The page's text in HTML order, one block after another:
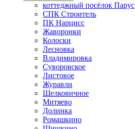
коттеджный посёлок Парус
СПК Строитель
ПК Нарцисс
Жаворонки
Колоски
Лесновка
Владимировка
Суворовское
Листовое
Журавли
Шелковичное
Митяево
Долинка
Ромашкино